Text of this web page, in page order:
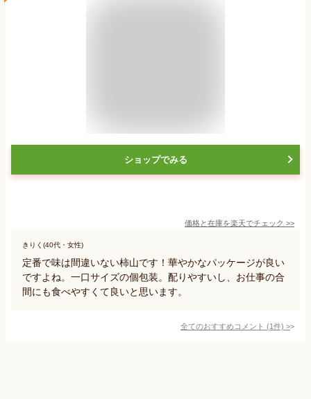
ショップでみる
価格と在庫を楽天でチェック >>
きりく(40代・女性)
定番で味は間違いない柿山です！華やかなパッケージが良い
ですよね。一口サイズの個包装。配りやすいし、お仕事の合
間にも食べやすくて良いと思います。
全てのおすすめコメント (1件) >